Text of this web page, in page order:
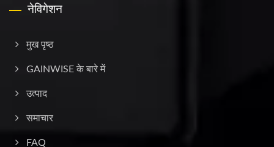
नेविगेशन
मुख पृष्ठ
GAINWISE के बारे में
उत्पाद
समाचार
FAQ